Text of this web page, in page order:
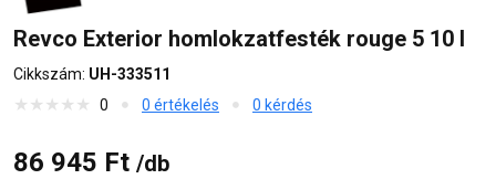
Revco Exterior homlokzatfesték rouge 5 10 l
Cikkszám: UH-333511
0
0 értékelés 0 kérdés
86 945 Ft /db